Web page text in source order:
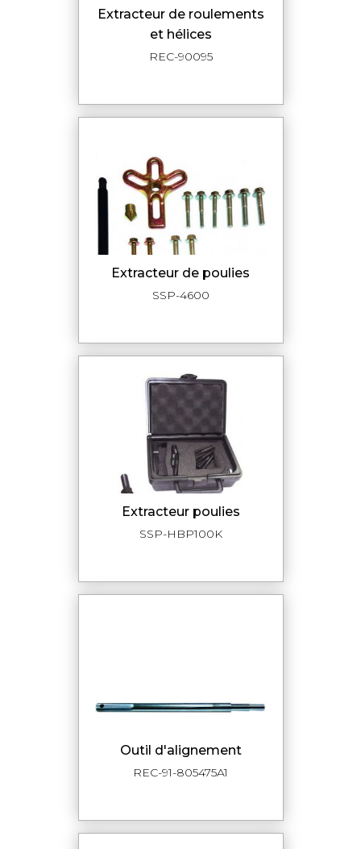
extracteur de roulements
et hélices
REC-90095
extracteur de poulies
SSP-4600
extracteur poulies
SSP-HBP100K
outil d'alignement
REC-91-805475A1